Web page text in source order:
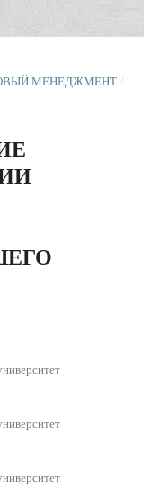
МЕНЕДЖМЕНТ /